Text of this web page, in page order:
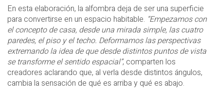
En esta elaboración, la alfombra deja de ser una superficie
para convertirse en un espacio habitable. “Empezamos con
el concepto de casa, desde una mirada simple, las cuatro
paredes, el piso y el techo. Deformamos las perspectivas
extremando la idea de que desde distintos puntos de vista
se transforme el sentido espacial”, comparten los
creadores aclarando que, al verla desde distintos ángulos,
cambia la sensación de qué es arriba y qué es abajo.